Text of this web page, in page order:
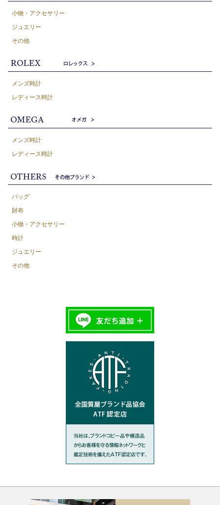
小物・アクセサリー
ジュエリー
その他
メンズ時計
レディース時計
メンズ時計
レディース時計
バッグ
財布
小物・アクセサリー
時計
ジュエリー
その他